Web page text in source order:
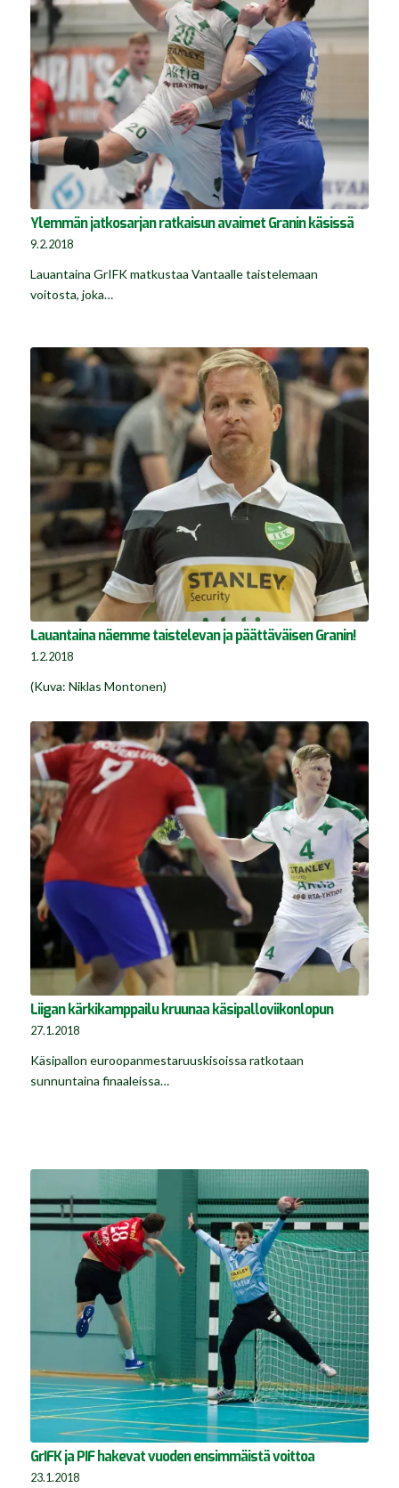
Ylemmän jatkosarjan ratkaisun avaimet Granin käsissä
9.2.2018
Lauantaina GrIFK matkustaa Vantaalle taistelemaan
voitosta, joka…
Lauantaina näemme taistelevan ja päättäväisen Granin!
1.2.2018
(Kuva: Niklas Montonen)
Liigan kärkikamppailu kruunaa käsipalloviikonlopun
27.1.2018
Käsipallon euroopanmestaruuskisoissa ratkotaan
sunnuntaina finaaleissa…
GrIFK ja PIF hakevat vuoden ensimmäistä voittoa
23.1.2018